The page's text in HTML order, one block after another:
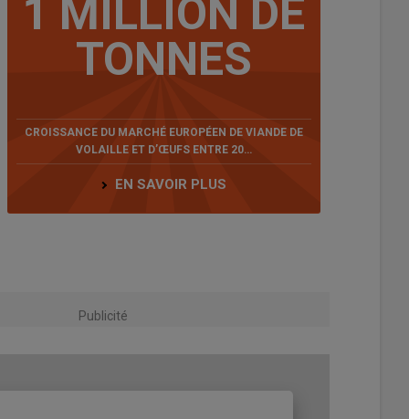
1 MILLION DE
TONNES
CROISSANCE DU MARCHÉ EUROPÉEN DE VIANDE DE
VOLAILLE ET D’ŒUFS ENTRE 20…
EN SAVOIR PLUS
Publicité